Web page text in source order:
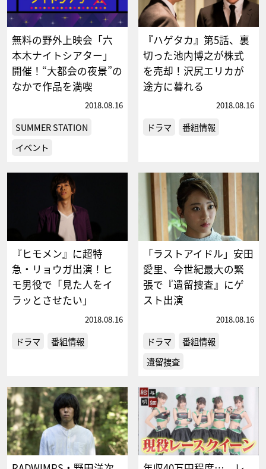
無料の野外上映会「六
本木ナイトシアター」
開催！“大都会の夜景”の
なかで作品を満喫
2018.08.16
SUMMER STATION
イベント
『ハゲタカ』第5話、裏
切った池内博之が株式
を売却！沢尻エリカが
途方に暮れる
2018.08.16
ドラマ 番組情報
『ヒモメン』に超特
急・リョウガ出演！ヒ
モ男役で「見た人をイ
ラッとさせたい」
2018.08.16
ドラマ 番組情報
「ラストアイドル」安田
愛里、今世紀最大の緊
張で『遺留捜査』にゲ
スト出演
2018.08.16
ドラマ
番組情報
遺留捜査